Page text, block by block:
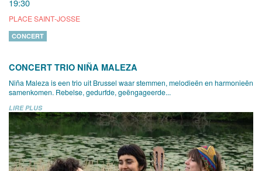
19:30
PLACE SAINT-JOSSE
CONCERT
CONCERT TRIO NIÑA MALEZA
Niña Maleza is een trio uit Brussel waar stemmen, melodieën en harmonieën
samenkomen. Rebelse, gedurfde, geëngageerde...
LIRE PLUS